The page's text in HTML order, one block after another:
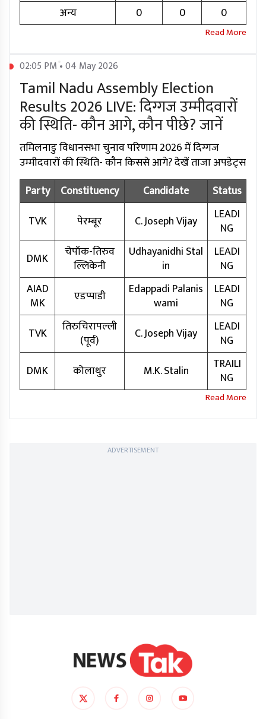
अन्य
0 0 0
02:05 PM • 04 May 2026
Tamil Nadu Assembly Election
Results 2026 LIVE: दिग्गज उम्मीदवारों
की स्थिति- कौन आगे, कौन पीछे? जानें
तमिलनाडु विधानसभा चुनाव परिणाम 2026 में दिग्गज
उम्मीदवारों की स्थिति- कौन किससे आगे? देखें ताजा अपडेट्स
Party
Constituency Candidate
Status
TVK
पेरम्बूर C. Joseph Vijay
LEADI
NG
DMK
चेपॉक-तिरुव
ल्लिकेनी
Udhayanidhi Stal
in
LEADI
NG
AIAD
MK
एडप्पाडी
Edappadi Palanis
wami
LEADI
NG
TVK
तिरुचिरापल्ली
(पूर्व)
C. Joseph Vijay
LEADI
NG
DMK
कोलाथुर M.K. Stalin
TRAILI
NG
ADVERTISEMENT